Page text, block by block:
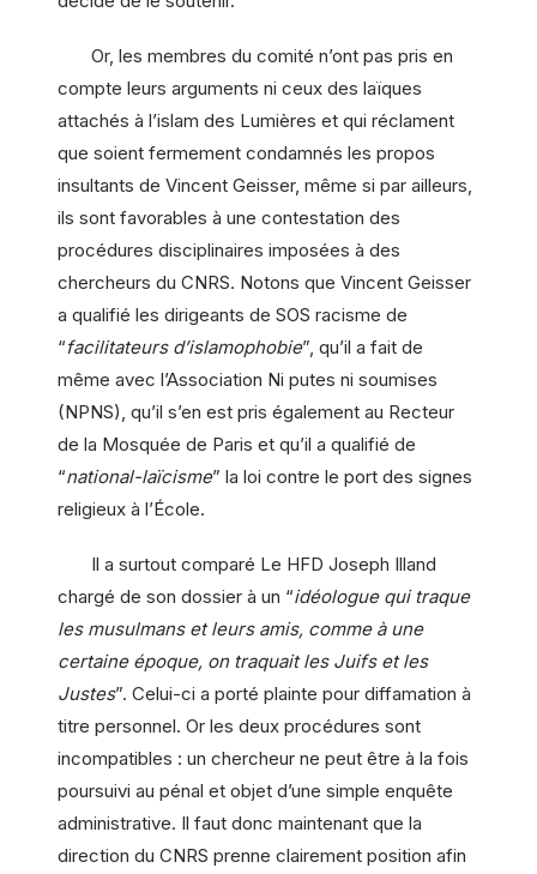
Or, les membres du comité n’ont pas pris en
compte leurs arguments ni ceux des laïques
attachés à l’islam des Lumières et qui réclament
que soient fermement condamnés les propos
insultants de Vincent Geisser, même si par ailleurs,
ils sont favorables à une contestation des
procédures disciplinaires imposées à des
chercheurs du CNRS. Notons que Vincent Geisser
a qualifié les dirigeants de SOS racisme de
“facilitateurs d’islamophobie”, qu’il a fait de
même avec l’Association Ni putes ni soumises
(NPNS), qu’il s’en est pris également au Recteur
de la Mosquée de Paris et qu’il a qualifié de
“national-laïcisme” la loi contre le port des signes
religieux à l’École.
Il a surtout comparé Le HFD Joseph Illand
chargé de son dossier à un “idéologue qui traque
les musulmans et leurs amis, comme à une
certaine époque, on traquait les Juifs et les
Justes”. Celui-ci a porté plainte pour diffamation à
titre personnel. Or les deux procédures sont
incompatibles : un chercheur ne peut être à la fois
poursuivi au pénal et objet d’une simple enquête
administrative. Il faut donc maintenant que la
direction du CNRS prenne clairement position afin